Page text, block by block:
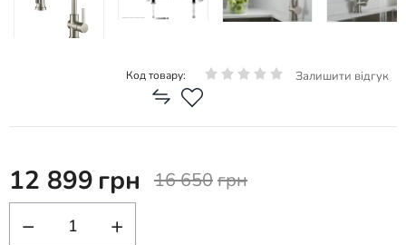
Код товару: Залишити відгук
12 899 грн 16 650грн
− +